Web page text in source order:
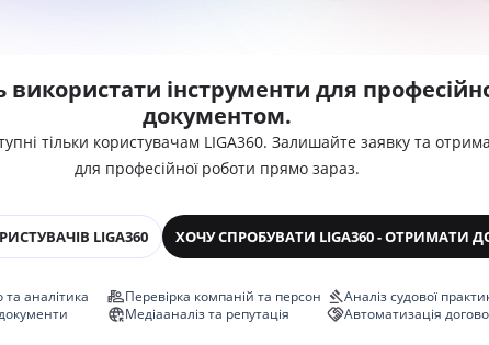
використати інструменти для
документом.
тільки користувачам LIGA360. Залишайте заявку та
для професійної роботи прямо зараз.
LIGA360 ХОЧУ СПРОБУВАТИ LIGA360 - ОТРИМАТИ
аналітика
Перевірка компаній та персон
Медіааналіз та репутація
Аналіз судової
Автоматизація